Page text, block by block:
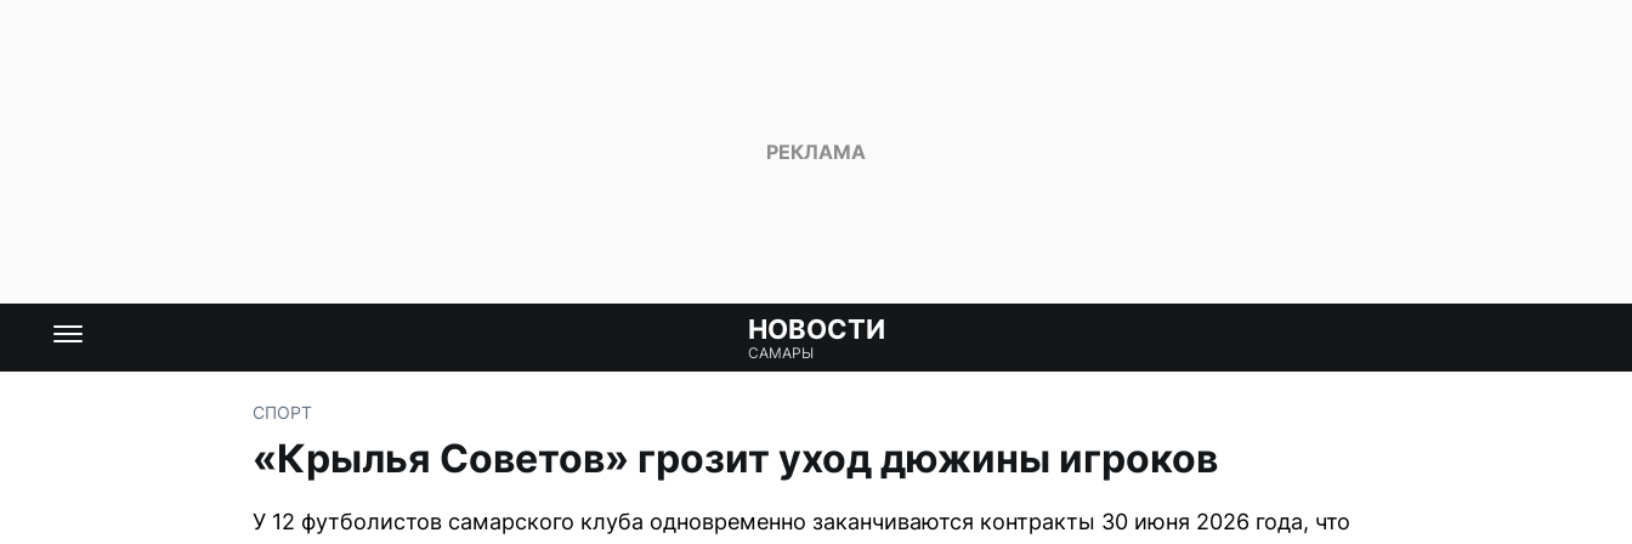
НОВОСТИ
САМАРЫ
СПОРТ
«Крылья Советов» грозит уход дюжины игроков
У 12 футболистов самарского клуба одновременно заканчиваются контракты 30 июня 2026 года, что